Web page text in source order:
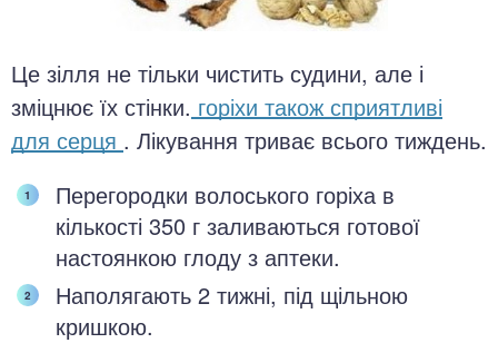
Це зілля не тільки чистить судини, але і
зміцнює їх стінки. горіхи також сприятливі
для серця . Лікування триває всього тиждень.
Перегородки волоського горіха в
кількості 350 г заливаються готової
настоянкою глоду з аптеки.
Наполягають 2 тижні, під щільною
кришкою.